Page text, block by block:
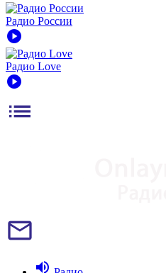
Радио России
play_circle
Радио Love
play_circle
list
mail_outline
volume_up